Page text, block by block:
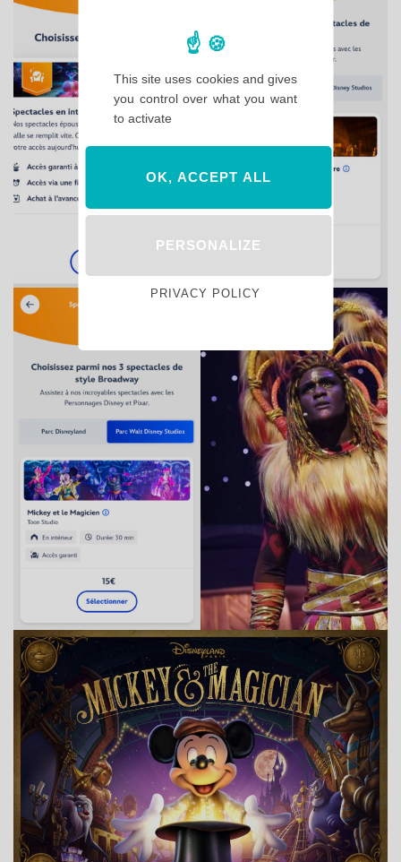
This site uses cookies and gives
you control over what you want
to activate
OK, ACCEPT ALL
PERSONALIZE
PRIVACY POLICY